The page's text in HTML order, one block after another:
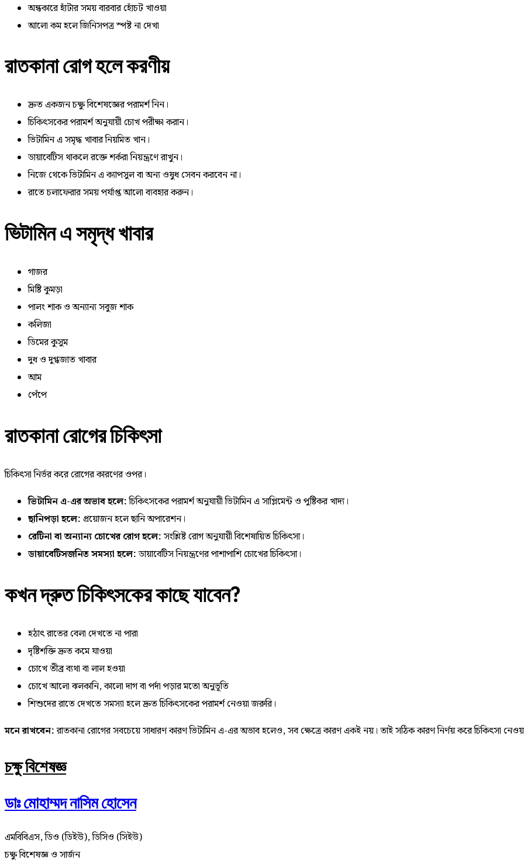
অন্ধকারে হাঁটার সময় বারবার হোঁচট খাওয়া
আলো কম হলে জিনিসপত্র স্পষ্ট না দেখা
রাতকানা রোগ হলে করণীয়
দ্রুত একজন চক্ষু বিশেষজ্ঞের পরামর্শ নিন।
চিকিৎসকের পরামর্শ অনুযায়ী চোখ পরীক্ষা করান।
ভিটামিন এ সমৃদ্ধ খাবার নিয়মিত খান।
ডায়াবেটিস থাকলে রক্তে শর্করা নিয়ন্ত্রণে রাখুন।
নিজে থেকে ভিটামিন এ ক্যাপসুল বা অন্য ওষুধ সেবন করবেন না।
রাতে চলাফেরার সময় পর্যাপ্ত আলো ব্যবহার করুন।
ভিটামিন এ সমৃদ্ধ খাবার
গাজর
মিষ্টি কুমড়া
পালং শাক ও অন্যান্য সবুজ শাক
কলিজা
ডিমের কুসুম
দুধ ও দুগ্ধজাত খাবার
আম
পেঁপে
রাতকানা রোগের চিকিৎসা
চিকিৎসা নির্ভর করে রোগের কারণের ওপর।
ভিটামিন এ-এর অভাব হলে:চিকিৎসকের পরামর্শ অনুযায়ী ভিটামিন এ সাপ্লিমেন্ট ও পুষ্টিকর খাদ্য।
ছানিপড়া হলে: প্রয়োজন হলে ছানি অপারেশন।
রেটিনা বা অন্যান্য চোখের রোগ হলে: সংশ্লিষ্ট রোগ অনুযায়ী বিশেষায়িত চিকিৎসা।
ডায়াবেটিসজনিত সমস্যা হলে:ডায়াবেটিস নিয়ন্ত্রণের পাশাপাশি চোখের চিকিৎসা।
কখন দ্রুত চিকিৎসকের কাছে যাবেন?
হঠাৎ রাতের বেলা দেখতে না পারা
দৃষ্টিশক্তি দ্রুত কমে যাওয়া
চোখে তীব্র ব্যথা বা লাল হওয়া
চোখে আলো ঝলকানি, কালো দাগ বা পর্দা পড়ার মতো অনুভূতি
শিশুদের রাতে দেখতে সমস্যা হলে দ্রুত চিকিৎসকের পরামর্শ নেওয়া জরুরি।
মনে রাখবেন:রাতকানা রোগের সবচেয়ে সাধারণ কারণ ভিটামিন এ-এর অভাব হলেও, সব ক্ষেত্রে কারণ একই নয়। তাই সঠিক কারণ নির্ণয় করে চিকিৎসা
চক্ষু বিশেষজ্ঞ
ডাঃ মোহাম্মদ নাসিম হোসেন
এমবিবিএস, ডিও (ডিইউ), ডিসিও (সিইউ)
চক্ষু বিশেষজ্ঞ ও সার্জন